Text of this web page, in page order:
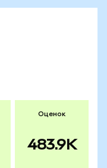
Оценок
483.9K